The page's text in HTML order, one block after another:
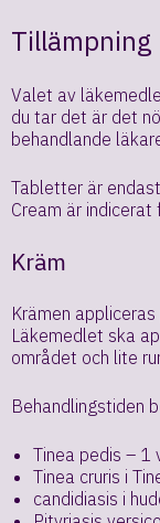
Tillämpning
Valet av
du tar det är det
behandlande
Tabletter är
Cream är
Kräm
Krämen
Läkemedlet ska
området och lite
Behandlingstiden
Tinea pedis – 1
Tinea cruris i
candidiasis i